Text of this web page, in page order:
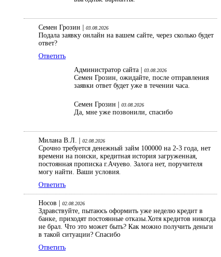
Семен Грозин | 03.08.2026
Подала заявку онлайн на вашем сайте, через сколько будет
ответ?
Ответить
Администратор сайта |
03.08.2026
Семен Грозин, ожидайте, после отправления
заявки ответ будет уже в течении часа.
Семен Грозин | 03.08.2026
Да, мне уже позвонили, спасибо
Милана В.Л. | 02.08.2026
Срочно требуется денежный займ 100000 на 2-3 года, нет
времени на поиски, кредитная история загруженная,
постоянная прописка г.Ачуево. Залога нет, поручителя
могу найти. Ваши условия.
Ответить
Носов | 02.08.2026
Здравствуйте, пытаюсь оформить уже неделю кредит в
банке, приходят постоянные отказы.Хотя кредитов никогда
не брал. Что это может быть? Как можно получить деньги
в такой ситуации? Спасибо
Ответить